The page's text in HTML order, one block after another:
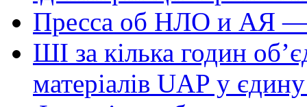
Пресса об НЛО и АЯ —
ШІ за кілька годин
матеріалів UAP у